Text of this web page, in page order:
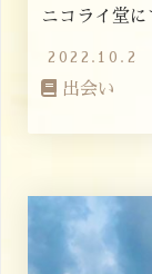
ニコライ堂
2022.10.2
出会い